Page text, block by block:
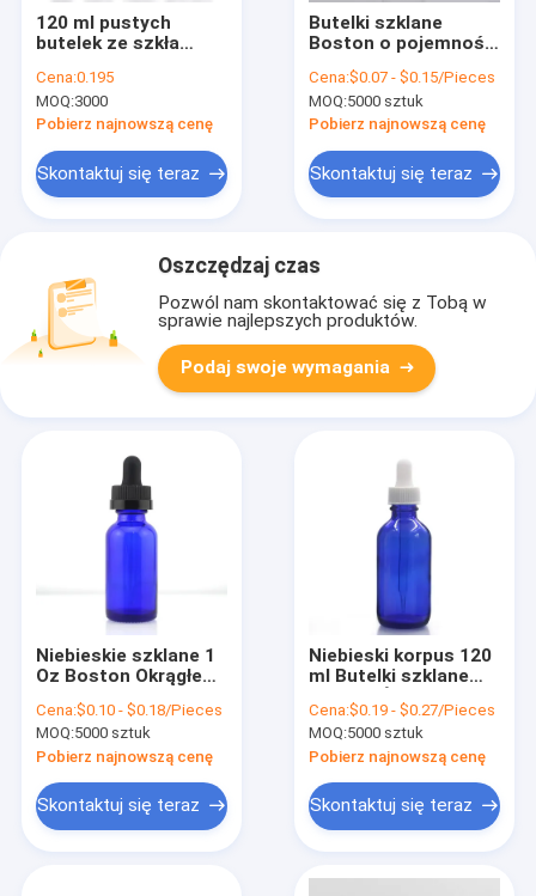
120 ml pustych
butelek ze szkła
Boston Okrągłe
butelki szklane do
produktów
Cena:0.195
MOQ:3000
Pobierz najnowszą cenę
Skontaktuj się teraz
Butelki szklane
Boston o pojemności
okrągłe logo w
kolorze
dostosowane do
Cena:$0.07 - $0.15/Pieces
MOQ:5000 sztuk
Pobierz najnowszą cenę
Skontaktuj się teraz
Oszczędzaj czas
Pozwól nam skontaktować się z Tobą w
sprawie najlepszych produktów.
Podaj swoje wymagania
Niebieskie szklane 1
Oz Boston Okrągłe
produktów do
pielęgnacji skóry
Cena:$0.10 - $0.18/Pieces
MOQ:5000 sztuk
Pobierz najnowszą cenę
Skontaktuj się teraz
Niebieski korpus 120
ml Butelki szklane
rozpylaczem z
zakraplaczem
Cena:$0.19 - $0.27/Pieces
MOQ:5000 sztuk
Pobierz najnowszą cenę
Skontaktuj się teraz